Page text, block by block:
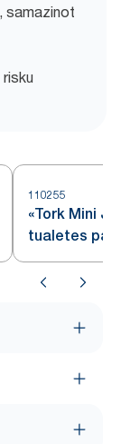
samazinot
110255
«Tork Mini
tualetes